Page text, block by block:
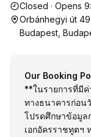
Opening
Closed · Opens
Orbánhegyi út 49
Budapest,
Our Booking
**ในรายการที่มี
ทางธนาคารก่อ
โปรดศึกษาข้อมูล
เอกอัครราชทูตฯ